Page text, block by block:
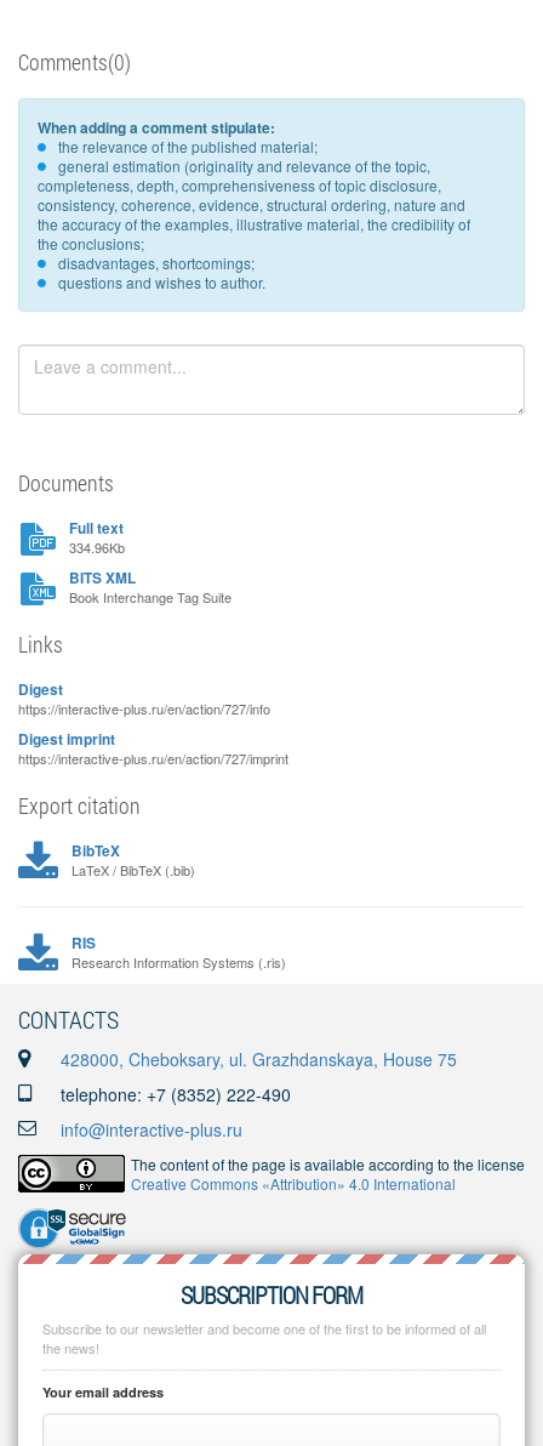
Comments(0)
When adding a comment stipulate:
the relevance of the published material;
general estimation (originality and relevance of the topic,
completeness, depth, comprehensiveness of topic disclosure,
consistency, coherence, evidence, structural ordering, nature and
the accuracy of the examples, illustrative material, the credibility of
the conclusions;
disadvantages, shortcomings;
questions and wishes to author.
Documents
Full text
334.96Kb
BITS XML
Book Interchange Tag Suite
Links
Digest
https://interactive-plus.ru/en/action/727/info
Digest imprint
https://interactive-plus.ru/en/action/727/imprint
Export citation
BibTeX
LaTeX / BibTeX (.bib)
RIS
Research Information Systems (.ris)
CONTACTS
428000, Cheboksary, ul. Grazhdanskaya, House 75
telephone: +7 (8352) 222-490
info@interactive-plus.ru
The content of the page is available according to the license
Creative Commons «Attribution» 4.0 International
SUBSCRIPTION FORM
Subscribe to our newsletter and become one of the first to be informed of all
the news!
Your email address